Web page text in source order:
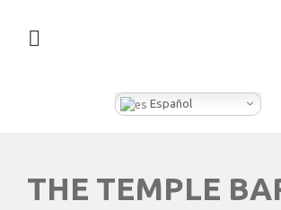
Español
THE TEMPLE